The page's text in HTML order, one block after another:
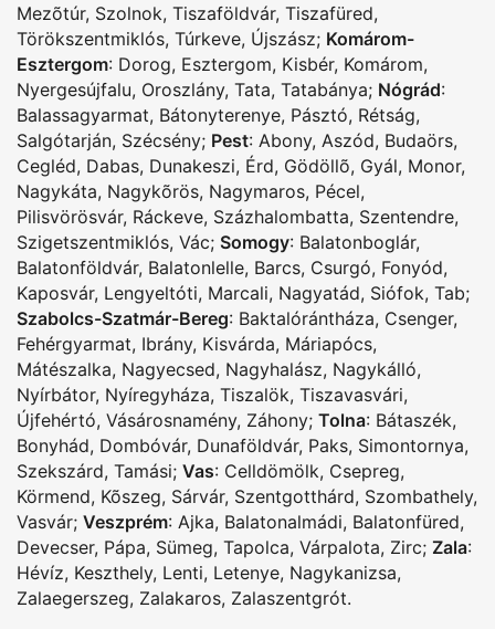
Mezõtúr, Szolnok, Tiszaföldvár, Tiszafüred,
Törökszentmiklós, Túrkeve, Újszász; Komárom-
Esztergom: Dorog, Esztergom, Kisbér, Komárom,
Nyergesújfalu, Oroszlány, Tata, Tatabánya; Nógrád:
Balassagyarmat, Bátonyterenye, Pásztó, Rétság,
Salgótarján, Szécsény; Pest: Abony, Aszód, Budaörs,
Cegléd, Dabas, Dunakeszi, Érd, Gödöllõ, Gyál, Monor,
Nagykáta, Nagykõrös, Nagymaros, Pécel,
Pilisvörösvár, Ráckeve, Százhalombatta, Szentendre,
Szigetszentmiklós, Vác; Somogy: Balatonboglár,
Balatonföldvár, Balatonlelle, Barcs, Csurgó, Fonyód,
Kaposvár, Lengyeltóti, Marcali, Nagyatád, Siófok, Tab;
Szabolcs-Szatmár-Bereg: Baktalórántháza, Csenger,
Fehérgyarmat, Ibrány, Kisvárda, Máriapócs,
Mátészalka, Nagyecsed, Nagyhalász, Nagykálló,
Nyírbátor, Nyíregyháza, Tiszalök, Tiszavasvári,
Újfehértó, Vásárosnamény, Záhony; Tolna: Bátaszék,
Bonyhád, Dombóvár, Dunaföldvár, Paks, Simontornya,
Szekszárd, Tamási; Vas: Celldömölk, Csepreg,
Körmend, Kõszeg, Sárvár, Szentgotthárd, Szombathely,
Vasvár; Veszprém: Ajka, Balatonalmádi, Balatonfüred,
Devecser, Pápa, Sümeg, Tapolca, Várpalota, Zirc; Zala:
Hévíz, Keszthely, Lenti, Letenye, Nagykanizsa,
Zalaegerszeg, Zalakaros, Zalaszentgrót.